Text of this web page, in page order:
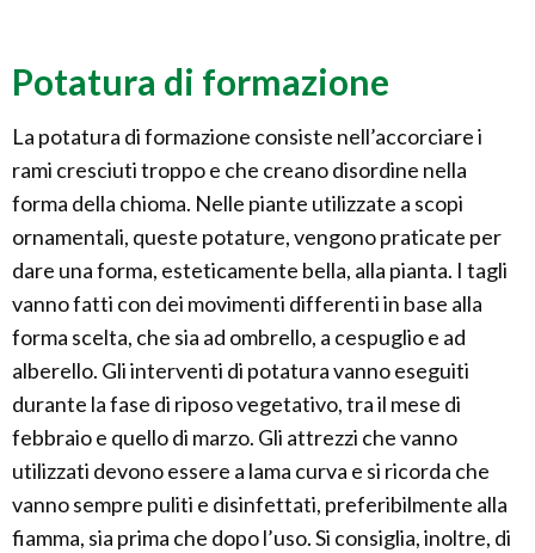
Potatura di formazione
La potatura di formazione consiste nell’accorciare i
rami cresciuti troppo e che creano disordine nella
forma della chioma. Nelle piante utilizzate a scopi
ornamentali, queste potature, vengono praticate per
dare una forma, esteticamente bella, alla pianta. I tagli
vanno fatti con dei movimenti differenti in base alla
forma scelta, che sia ad ombrello, a cespuglio e ad
alberello. Gli interventi di potatura vanno eseguiti
durante la fase di riposo vegetativo, tra il mese di
febbraio e quello di marzo. Gli attrezzi che vanno
utilizzati devono essere a lama curva e si ricorda che
vanno sempre puliti e disinfettati, preferibilmente alla
fiamma, sia prima che dopo l’uso. Si consiglia, inoltre, di